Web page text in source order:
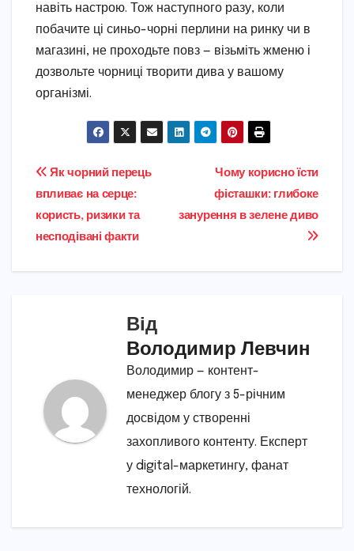
навіть настрою. Тож наступного разу, коли
побачите ці синьо-чорні перлини на ринку чи в
магазині, не проходьте повз — візьміть жменю і
дозвольте чорниці творити дива у вашому
організмі.
Навігація
записів
Чому корисно їсти
фісташки: глибоке
занурення в зелене диво
Як чорний перець
впливає на серце:
користь, ризики та
несподівані факти
Від
Володимир Левчин
Володимир — контент-
менеджер блогу з 5-річним
досвідом у створенні
захопливого контенту. Експерт
у digital-маркетингу, фанат
технологій.